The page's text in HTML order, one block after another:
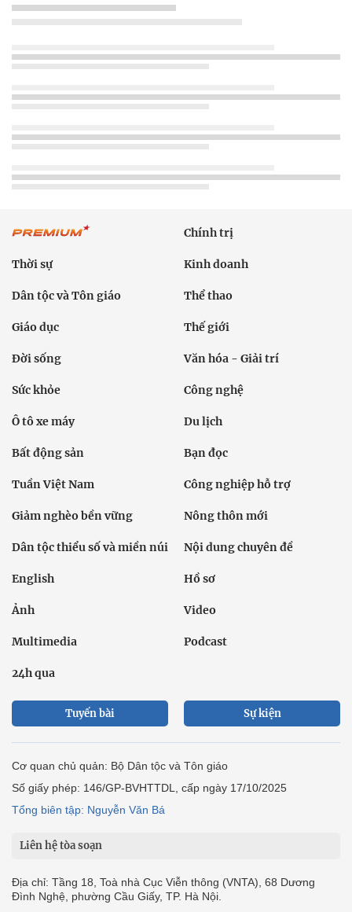
Chính trị
Thời sự Kinh doanh
Dân tộc và Tôn giáo Thể thao
Giáo dục Thế giới
Đời sống Văn hóa - Giải trí
Sức khỏe Công nghệ
Ô tô xe máy Du lịch
Bất động sản Bạn đọc
Tuần Việt Nam Công nghiệp hỗ trợ
Giảm nghèo bền vững Nông thôn mới
Dân tộc thiểu số và miền núi Nội dung chuyên đề
English Hồ sơ
Ảnh Video
Multimedia Podcast
24h qua
Tuyến bài Sự kiện
Cơ quan chủ quản: Bộ Dân tộc và Tôn giáo
Số giấy phép: 146/GP-BVHTTDL, cấp ngày 17/10/2025
Tổng biên tập: Nguyễn Văn Bá
Liên hệ tòa soạn
Địa chỉ: Tầng 18, Toà nhà Cục Viễn thông (VNTA), 68 Dương
Đình Nghệ, phường Cầu Giấy, TP. Hà Nội.